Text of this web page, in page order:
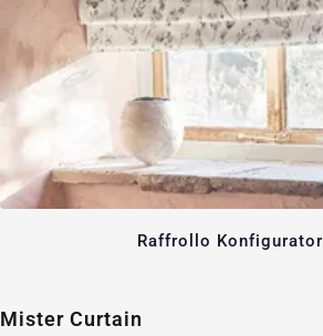
Raffrollo Konfigurator
Mister Curtain